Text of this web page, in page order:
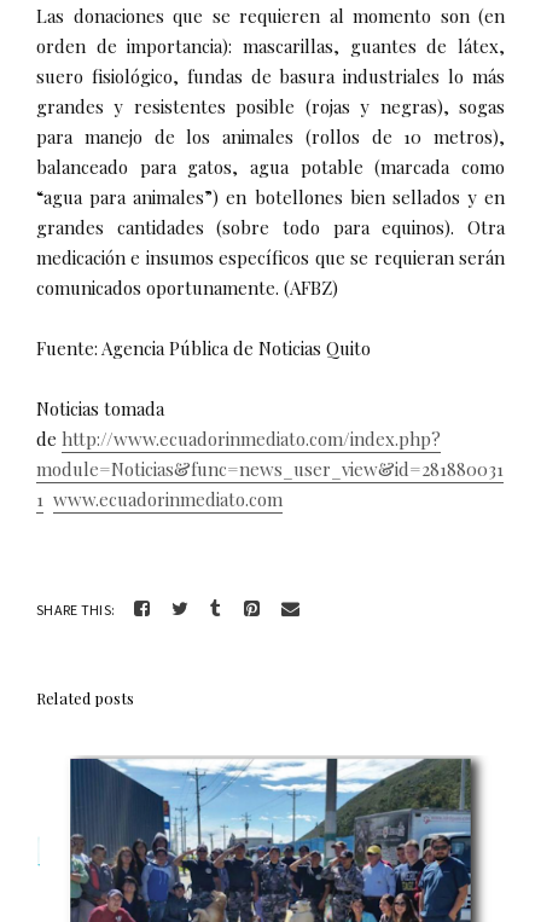
Las donaciones que se requieren al momento son (en
orden de importancia): mascarillas, guantes de látex,
suero fisiológico, fundas de basura industriales lo más
grandes y resistentes posible (rojas y negras), sogas
para manejo de los animales (rollos de 10 metros),
balanceado para gatos, agua potable (marcada como
“agua para animales”) en botellones bien sellados y en
grandes cantidades (sobre todo para equinos). Otra
medicación e insumos específicos que se requieran serán
comunicados oportunamente. (AFBZ)
Fuente: Agencia Pública de Noticias Quito
Noticias tomada
de http://www.ecuadorinmediato.com/index.php?
module=Noticias&func=news_user_view&id=281880031
1 www.ecuadorinmediato.com
SHARE THIS:
Related posts